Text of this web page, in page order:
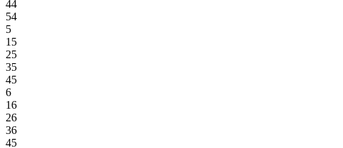
44
54
5
15
25
35
45
6
16
26
36
45